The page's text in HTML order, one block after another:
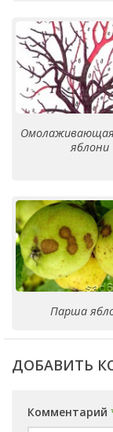
Омолаживающая
яблони
Парша
ДОБАВИТЬ
Комментарий